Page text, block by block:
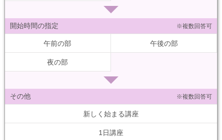
開始時間の指定 ※複数回答可
午前の部 午後の部
夜の部
その他 ※複数回答可
新しく始まる講座
1日講座